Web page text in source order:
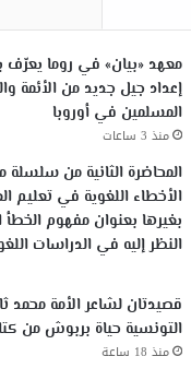
معهد «بيان» في روما يعرّف
إعداد جيل جديد من الأئمة
المسلمين في أوروبا
منذ 3 ساعات
المحاضرة الثانية من سلسلة
الأخطاء اللغوية في تعليم
بغيرها بعنوان مفهوم
النظر إليه في الدراسات
قصيدتان لشاعر الأمة محمد
التونسية حياة بربوش من
منذ 18 ساعة